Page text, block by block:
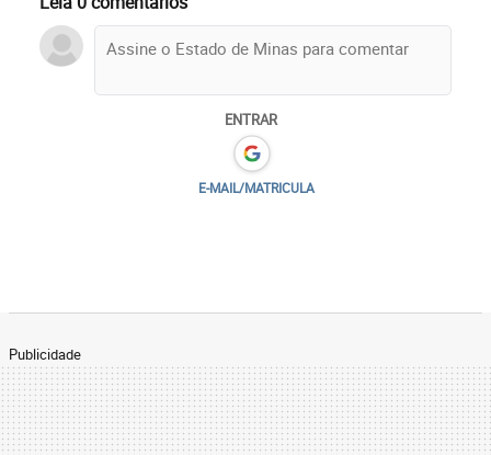
ENTRAR
E-MAIL/MATRICULA
Publicidade